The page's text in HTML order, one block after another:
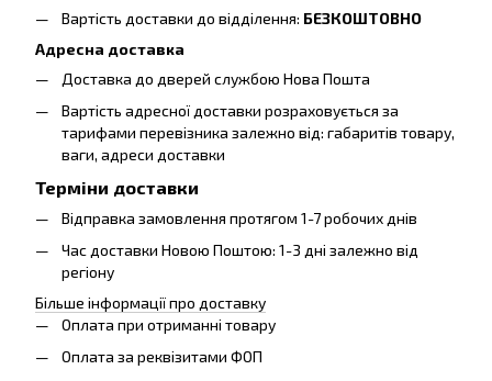
Вартість доставки до відділення: БЕЗКОШТОВНО
Адресна доставка
Доставка до дверей службою Нова Пошта
Вартість адресної доставки розраховується за
тарифами перевізника залежно від: габаритів товару,
ваги, адреси доставки
Терміни доставки
Відправка замовлення протягом 1-7 робочих днів
Час доставки Новою Поштою: 1-3 дні залежно від
регіону
Більше інформації про доставку
Оплата при отриманні товару
Оплата за реквізитами ФОП